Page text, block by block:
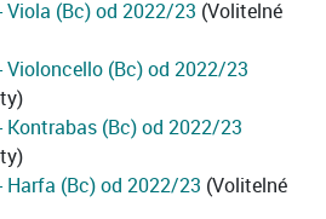
Viola (Bc) od 2022/23 (Volitelné
Violoncello (Bc) od 2022/23
Kontrabas (Bc) od 2022/23
Harfa (Bc) od 2022/23 (Volitelné